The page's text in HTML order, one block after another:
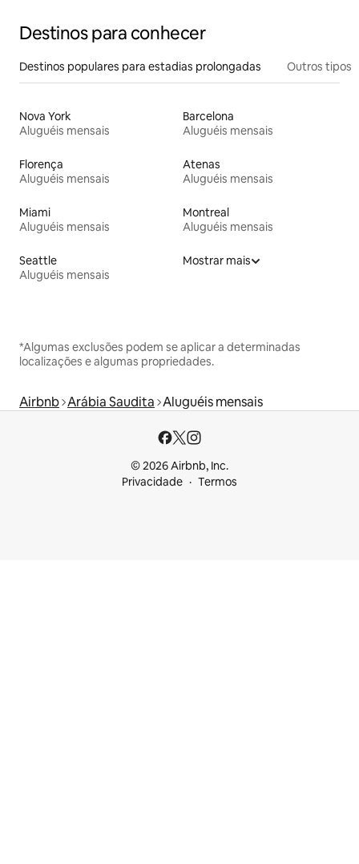
Destinos para conhecer
Destinos populares para estadias prolongadas Outros tipos
Nova York
Aluguéis mensais
Barcelona
Aluguéis mensais
Florença
Aluguéis mensais
Atenas
Aluguéis mensais
Miami
Aluguéis mensais
Montreal
Aluguéis mensais
Seattle
Aluguéis mensais
Mostrar mais
*Algumas exclusões podem se aplicar a determinadas
localizações e algumas propriedades.
Airbnb Arábia Saudita Aluguéis mensais
© 2026 Airbnb, Inc.
Privacidade
Termos